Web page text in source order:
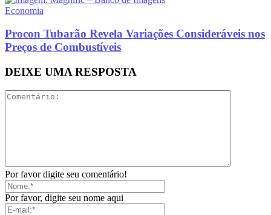
Economia
Procon Tubarão Revela Variações Consideráveis nos
Preços de Combustíveis
DEIXE UMA RESPOSTA
Por favor digite seu comentário!
Por favor, digite seu nome aqui